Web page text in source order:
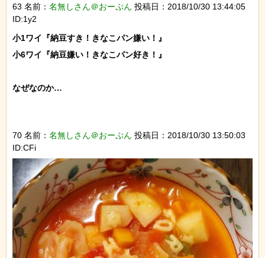
63 名前： 名無しさん＠おーぷん 投稿日：2018/10/30 13:44:05
ID:1y2
小1ワイ『納豆すき！きなこパン嫌い！』
小6ワイ『納豆嫌い！きなこパン好き！』
なぜなのか…
70 名前： 名無しさん＠おーぷん 投稿日：2018/10/30 13:50:03
ID:CFi